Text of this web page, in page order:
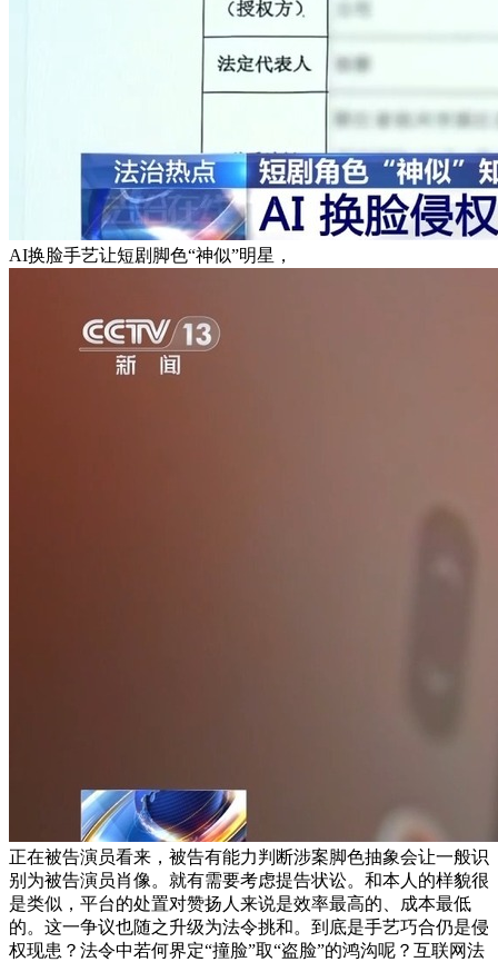
AI换脸手艺让短剧脚色“神似”明星，
正在被告演员看来，被告有能力判断涉案脚色抽象会让一般识
别为被告演员肖像。就有需要考虑提告状讼。和本人的样貌很
是类似，平台的处置对赞扬人来说是效率最高的、成本最低
的。这一争议也随之升级为法令挑和。到底是手艺巧合仍是侵
权现患？法令中若何界定“撞脸”取“盗脸”的鸿沟呢？互联网法